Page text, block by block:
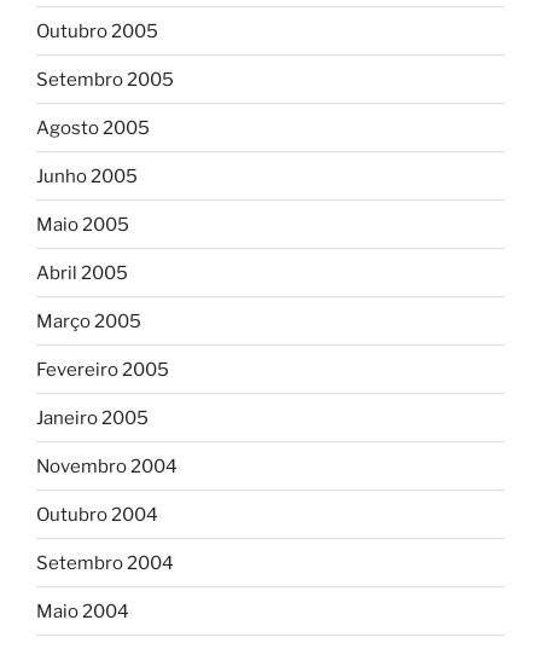
Outubro 2005
Setembro 2005
Agosto 2005
Junho 2005
Maio 2005
Abril 2005
Março 2005
Fevereiro 2005
Janeiro 2005
Novembro 2004
Outubro 2004
Setembro 2004
Maio 2004